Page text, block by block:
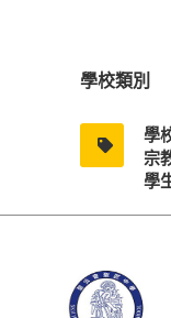
學校類別
學
宗
學